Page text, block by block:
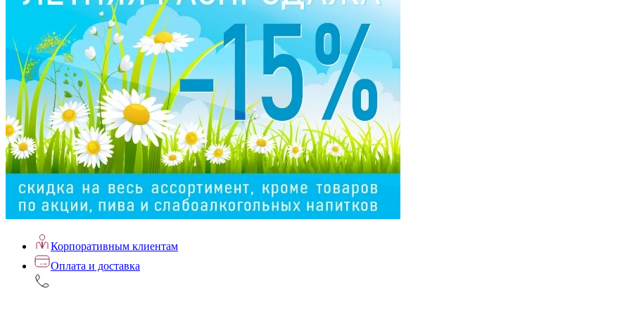
Корпоративным клиентам
Оплата и доставка